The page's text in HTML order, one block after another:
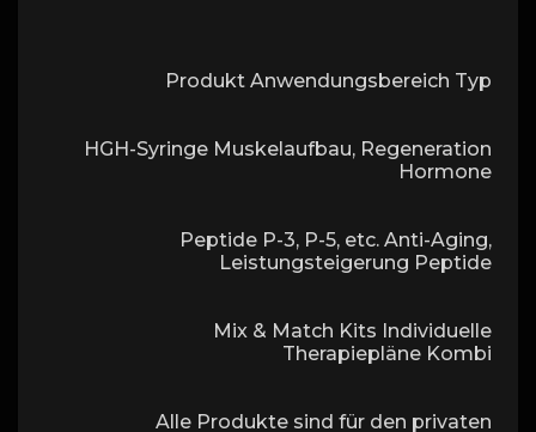
Produkt Anwendungsbereich Typ
HGH-Syringe Muskelaufbau, Regeneration
Hormone
Peptide P-3, P-5, etc. Anti-Aging,
Leistungsteigerung Peptide
Mix & Match Kits Individuelle
Therapiepläne Kombi
Alle Produkte sind für den privaten